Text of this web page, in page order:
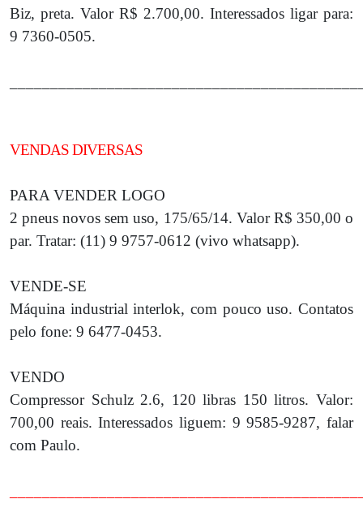
Biz, preta. Valor R$ 2.700,00. Interessados ligar para:
9 7360-0505.
VENDAS DIVERSAS
PARA VENDER LOGO
2 pneus novos sem uso, 175/65/14. Valor R$ 350,00 o
par. Tratar: (11) 9 9757-0612 (vivo whatsapp).
VENDE-SE
Máquina industrial interlok, com pouco uso. Contatos
pelo fone: 9 6477-0453.
VENDO
Compressor Schulz 2.6, 120 libras 150 litros. Valor:
700,00 reais. Interessados liguem: 9 9585-9287, falar
com Paulo.